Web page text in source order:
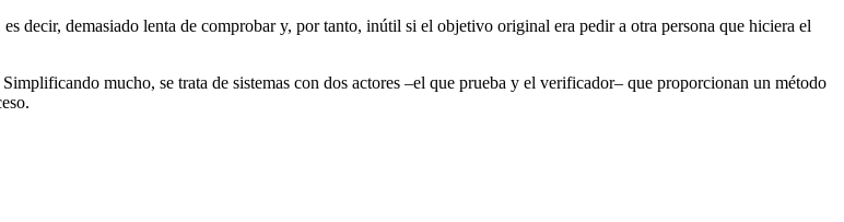
decir, demasiado lenta de comprobar y, por tanto, inútil si el objetivo original era pedir a otra persona que hiciera el
Simplificando mucho, se trata de sistemas con dos actores –el que prueba y el verificador– que proporcionan un método